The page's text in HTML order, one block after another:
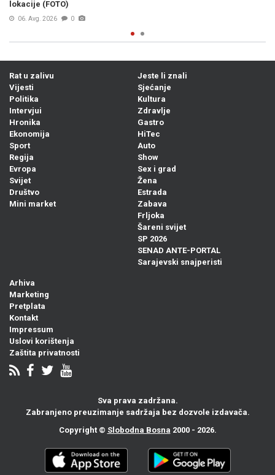
07. Avg. 2026
Rat u zalivu
Vijesti
Politika
Intervjui
Hronika
Ekonomija
Sport
Regija
Evropa
Svijet
Društvo
Mini market
Jeste li znali
Sjećanje
Kultura
Zdravlje
Gastro
HiTec
Auto
Show
Sex i grad
Žena
Estrada
Zabava
Frljoka
Šareni svijet
SP 2026
SENAD ANTE-PORTAL
Sarajevski snajperisti
Arhiva
Marketing
Pretplata
Kontakt
Impressum
Uslovi korištenja
Zaštita privatnosti
Sva prava zadržana.
Zabranjeno preuzimanje sadržaja bez dozvole izdavača.
Copyright © Slobodna Bosna 2000 - 2026.